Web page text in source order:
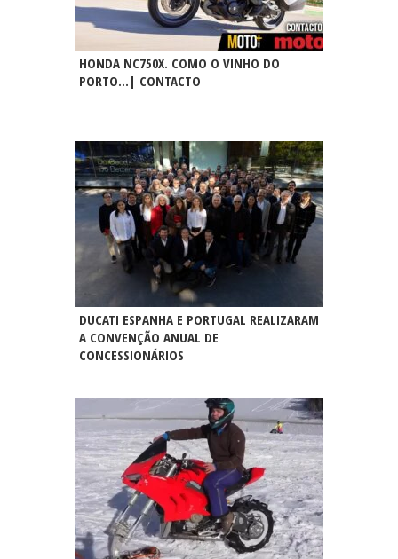
HONDA NC750X. COMO O VINHO DO
PORTO…| CONTACTO
DUCATI ESPANHA E PORTUGAL REALIZARAM
A CONVENÇÃO ANUAL DE
CONCESSIONÁRIOS